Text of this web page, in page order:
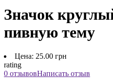
Значок
пивную тему
Цена: 25.00 грн
rating
0 отзывовНаписать отзыв